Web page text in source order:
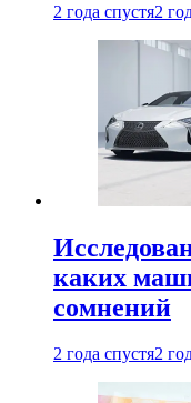
2 года спустя2
каких
сомнений
2 года спустя2